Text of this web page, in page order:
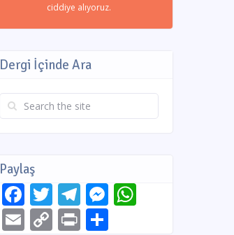
ciddiye alıyoruz.
Dergi İçinde Ara
Paylaş
Facebook
Twitter
Telegram
Messenger
EmailCopy
Print